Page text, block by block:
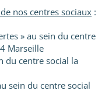
nos centres sociaux :
» au sein du centre
Marseille
du centre social la
sein du centre social